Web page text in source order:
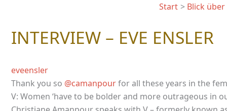
Start Blick
INTERVIEW – EVE ENSLER
eveensler
Thank you so @camanpourfor all these years in the
V: Women ‘have to be bolder and more outrageous in